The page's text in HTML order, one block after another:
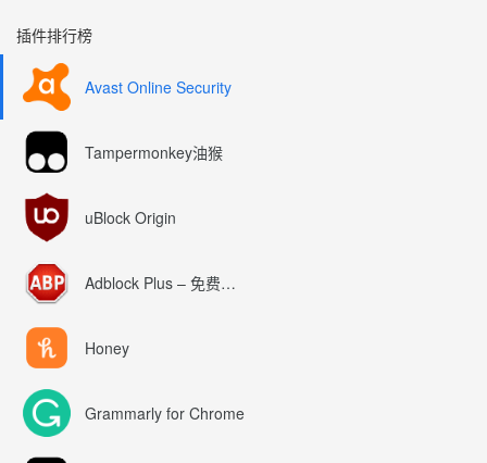
插件排行榜
Avast Online Security
Tampermonkey油猴
uBlock Origin
Adblock Plus – 免费的广告拦截器
Honey
Grammarly for Chrome